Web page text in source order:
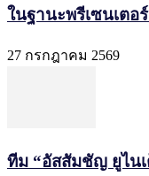
ในฐานะพรีเซนเตอ
27 กรกฎาคม 2569
ทีม “อัสสัมชัญ ยูไน